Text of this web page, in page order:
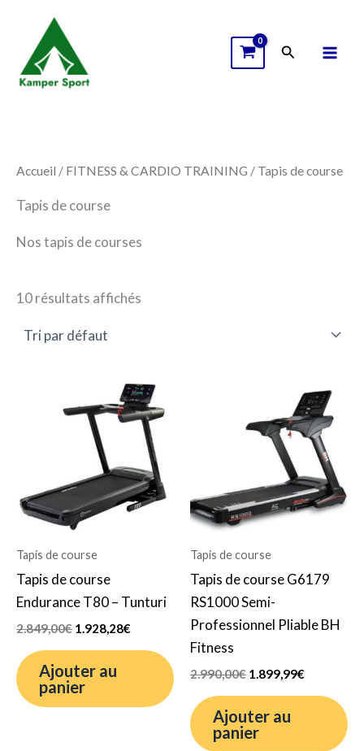
contenu
Rechercher
g
o
o
n
i
é
Accueil / FITNESS & CARDIO TRAINING / Tapis de course
Tapis de course
Nos tapis de courses
10 résultats affichés
Tapis de course
Tapis de course
Endurance T80 – Tunturi
2.849,00€
initial
était :
2.849,00€.
1.928,28€
Le
prix
actuel
est :
1.928,28€.
Ajouter au
panier
Tapis de course
Tapis de course G6179
RS1000 Semi-
Professionnel Pliable BH
Fitness
2.990,00€
initial
était :
2.990,00€.
1.899,99€
prix
actuel
est :
1.899,99€.
Ajouter au
panier